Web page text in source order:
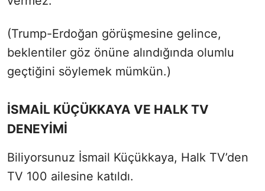
(Trump-Erdoğan görüşmesine gelince,
beklentiler göz önüne alındığında olumlu
geçtiğini söylemek mümkün.)
İSMAİL KÜÇÜKKAYA VE HALK TV
DENEYİMİ
Biliyorsunuz İsmail Küçükkaya, Halk TV’den
TV 100 ailesine katıldı.